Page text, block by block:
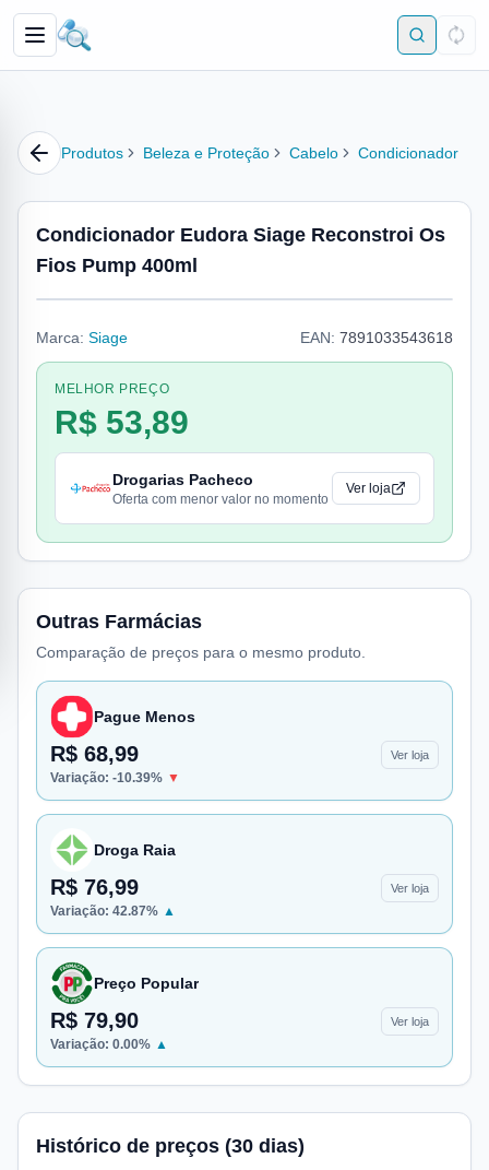
Produtos Beleza e Proteção Cabelo Condicionador
Condicionador Eudora Siage Reconstroi Os
Fios Pump 400ml
Marca: Siage EAN: 7891033543618
MELHOR PREÇO
R$ 53,89
Drogarias Pacheco
Oferta com menor valor no momento
Ver loja
Outras Farmácias
Comparação de preços para o mesmo produto.
Pague Menos
R$ 68,99 Ver loja
Variação: -10.39% ▼
Droga Raia
R$ 76,99 Ver loja
Variação: 42.87% ▲
Preço Popular
R$ 79,90 Ver loja
Variação: 0.00% ▲
Histórico de preços (30 dias)